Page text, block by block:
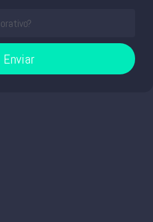
Enviar